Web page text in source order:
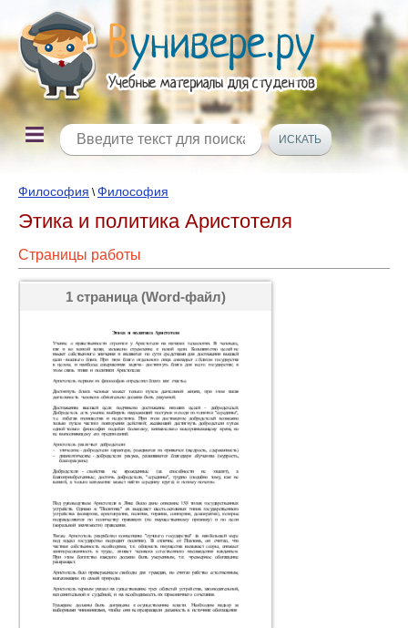
Философия \Философия
Этика и политика Аристотеля
Страницы работы
1 страница (Word-файл)